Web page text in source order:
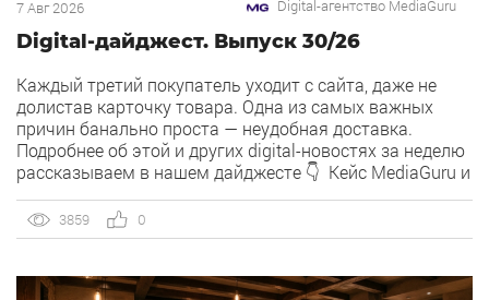
7 Авг 2026 Digital-агентство MediaGuru
Digital-дайджест. Выпуск 30/26
Каждый третий покупатель уходит с сайта, даже не
долистав карточку товара. Одна из самых важных
причин банально проста — неудобная доставка.
Подробнее об этой и других digital-новостях за неделю
рассказываем в нашем дайджесте 👇 Кейс MediaGuru и
Агентство продвигает ресторан OSH by Урюк в
геоперформансе […]
3859 0